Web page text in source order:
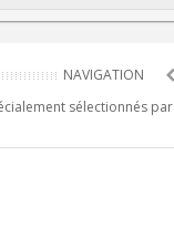
sélectionnés par